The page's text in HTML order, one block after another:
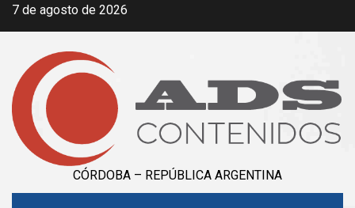
Saltar
7 de agosto de 2026
CÓRDOBA – REPÚBLICA ARGENTINA